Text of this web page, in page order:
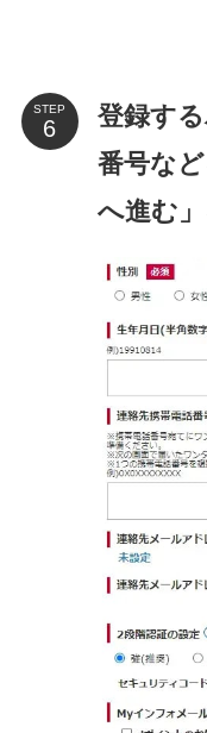
STEP
登録す
番号な
へ進む